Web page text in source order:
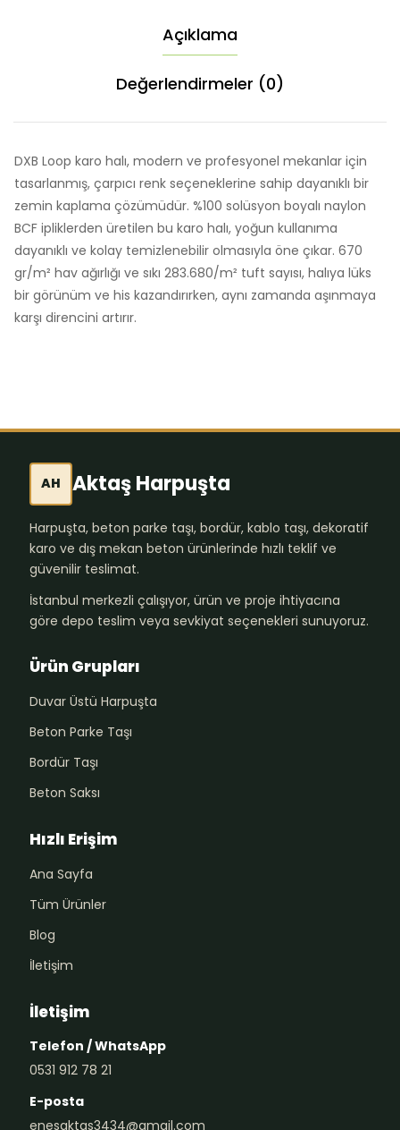
Açıklama
Değerlendirmeler (0)
DXB Loop karo halı, modern ve profesyonel mekanlar için
tasarlanmış, çarpıcı renk seçeneklerine sahip dayanıklı bir
zemin kaplama çözümüdür. %100 solüsyon boyalı naylon
BCF ipliklerden üretilen bu karo halı, yoğun kullanıma
dayanıklı ve kolay temizlenebilir olmasıyla öne çıkar. 670
gr/m² hav ağırlığı ve sıkı 283.680/m² tuft sayısı, halıya lüks
bir görünüm ve his kazandırırken, aynı zamanda aşınmaya
karşı direncini artırır.
AH Aktaş Harpuşta
Harpuşta, beton parke taşı, bordür, kablo taşı, dekoratif
karo ve dış mekan beton ürünlerinde hızlı teklif ve
güvenilir teslimat.
İstanbul merkezli çalışıyor, ürün ve proje ihtiyacına
göre depo teslim veya sevkiyat seçenekleri sunuyoruz.
Ürün Grupları
Duvar Üstü Harpuşta
Beton Parke Taşı
Bordür Taşı
Beton Saksı
Hızlı Erişim
Ana Sayfa
Tüm Ürünler
Blog
İletişim
İletişim
Telefon / WhatsApp
0531 912 78 21
E-posta
enesaktas3434@gmail.com